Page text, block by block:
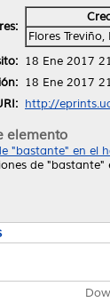
Flores
18 Ene 2017
18 Ene 2017
http://
elemento
"bastante" en el
de